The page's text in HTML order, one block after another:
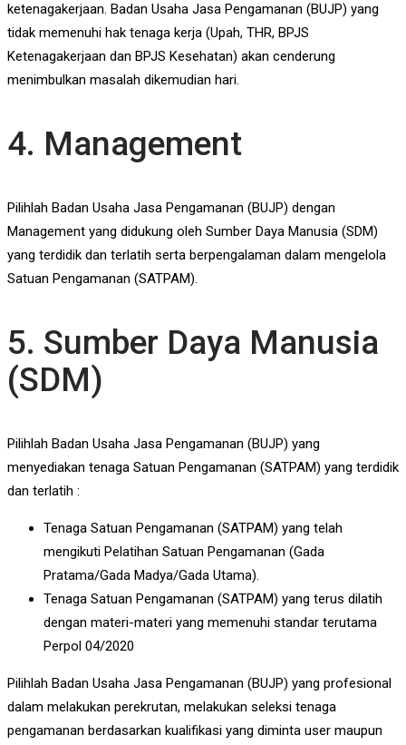
ketenagakerjaan. Badan Usaha Jasa Pengamanan (BUJP) yang
tidak memenuhi hak tenaga kerja (Upah, THR, BPJS
Ketenagakerjaan dan BPJS Kesehatan) akan cenderung
menimbulkan masalah dikemudian hari.
4. Management
Pilihlah Badan Usaha Jasa Pengamanan (BUJP) dengan
Management yang didukung oleh Sumber Daya Manusia (SDM)
yang terdidik dan terlatih serta berpengalaman dalam mengelola
Satuan Pengamanan (SATPAM).
5. Sumber Daya Manusia
(SDM)
Pilihlah Badan Usaha Jasa Pengamanan (BUJP) yang
menyediakan tenaga Satuan Pengamanan (SATPAM) yang terdidik
dan terlatih :
Tenaga Satuan Pengamanan (SATPAM) yang telah
mengikuti Pelatihan Satuan Pengamanan (Gada
Pratama/Gada Madya/Gada Utama).
Tenaga Satuan Pengamanan (SATPAM) yang terus dilatih
dengan materi-materi yang memenuhi standar terutama
Perpol 04/2020
Pilihlah Badan Usaha Jasa Pengamanan (BUJP) yang profesional
dalam melakukan perekrutan, melakukan seleksi tenaga
pengamanan berdasarkan kualifikasi yang diminta user maupun